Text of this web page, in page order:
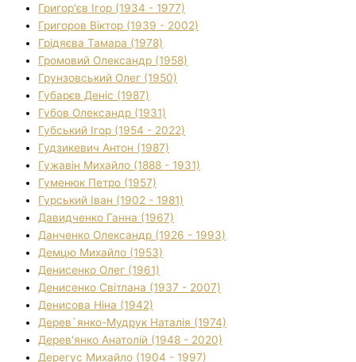
Григор'єв Ігор (1934 - 1977)
Григоров Віктор (1939 - 2002)
Грідяєва Тамара (1978)
Громовий Олександр (1958)
Грунзовський Олег (1950)
Губарєв Деніс (1987)
Губов Олександр (1931)
Губський Ігор (1954 - 2022)
Гудзикевич Антон (1987)
Гужавін Михайло (1888 - 1931)
Гуменюк Петро (1957)
Гурський Іван (1902 - 1981)
Давидченко Ганна (1967)
Данченко Олександр (1926 - 1993)
Демцю Михайло (1953)
Денисенко Олег (1961)
Денисенко Світлана (1937 - 2007)
Денисова Ніна (1942)
Дерев`янко-Мудрук Наталія (1974)
Дерев'янко Анатолій (1948 - 2020)
Дерегус Михайло (1904 - 1997)